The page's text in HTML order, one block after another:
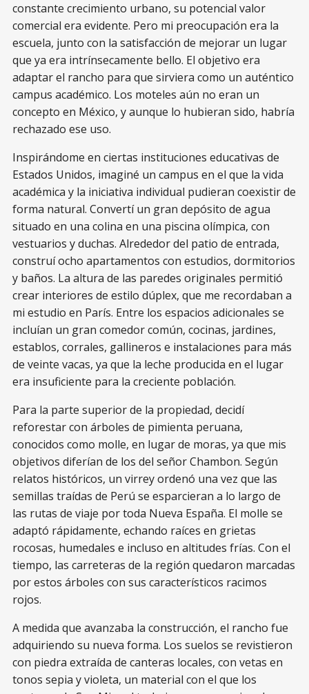
constante crecimiento urbano, su potencial valor
comercial era evidente. Pero mi preocupación era la
escuela, junto con la satisfacción de mejorar un lugar
que ya era intrínsecamente bello. El objetivo era
adaptar el rancho para que sirviera como un auténtico
campus académico. Los moteles aún no eran un
concepto en México, y aunque lo hubieran sido, habría
rechazado ese uso.
Inspirándome en ciertas instituciones educativas de
Estados Unidos, imaginé un campus en el que la vida
académica y la iniciativa individual pudieran coexistir de
forma natural. Convertí un gran depósito de agua
situado en una colina en una piscina olímpica, con
vestuarios y duchas. Alrededor del patio de entrada,
construí ocho apartamentos con estudios, dormitorios
y baños. La altura de las paredes originales permitió
crear interiores de estilo dúplex, que me recordaban a
mi estudio en París. Entre los espacios adicionales se
incluían un gran comedor común, cocinas, jardines,
establos, corrales, gallineros e instalaciones para más
de veinte vacas, ya que la leche producida en el lugar
era insuficiente para la creciente población.
Para la parte superior de la propiedad, decidí
reforestar con árboles de pimienta peruana,
conocidos como molle, en lugar de moras, ya que mis
objetivos diferían de los del señor Chambon. Según
relatos históricos, un virrey ordenó una vez que las
semillas traídas de Perú se esparcieran a lo largo de
las rutas de viaje por toda Nueva España. El molle se
adaptó rápidamente, echando raíces en grietas
rocosas, humedales e incluso en altitudes frías. Con el
tiempo, las carreteras de la región quedaron marcadas
por estos árboles con sus característicos racimos
rojos.
A medida que avanzaba la construcción, el rancho fue
adquiriendo su nueva forma. Los suelos se revistieron
con piedra extraída de canteras locales, con vetas en
tonos sepia y violeta, un material con el que los